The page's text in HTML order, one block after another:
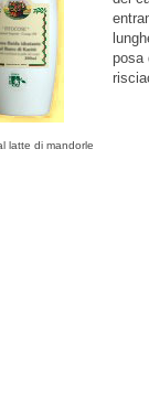
latte di mandorle
posa